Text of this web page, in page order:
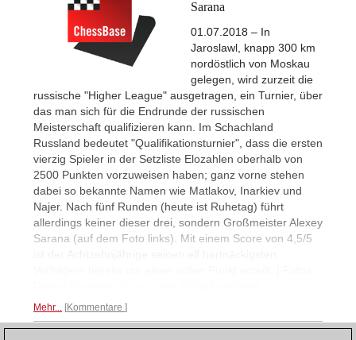
Sarana
01.07.2018 – In
Jaroslawl, knapp 300 km
nordöstlich von Moskau
gelegen, wird zurzeit die
russische "Higher League" ausgetragen, ein Turnier, über
das man sich für die Endrunde der russischen
Meisterschaft qualifizieren kann. Im Schachland
Russland bedeutet "Qualifikationsturnier", dass die ersten
vierzig Spieler in der Setzliste Elozahlen oberhalb von
2500 Punkten vorzuweisen haben; ganz vorne stehen
dabei so bekannte Namen wie Matlakov, Inarkiev und
Najer. Nach fünf Runden (heute ist Ruhetag) führt
allerdings keiner dieser drei, sondern Großmeister Alexey
Sarana (auf dem Foto links). Mit einem Score von 4,5/5
Mehr... Kommentare